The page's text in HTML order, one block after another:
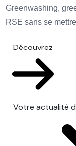
Greenwashing,
RSE sans se
Découvrez
Votre actualité